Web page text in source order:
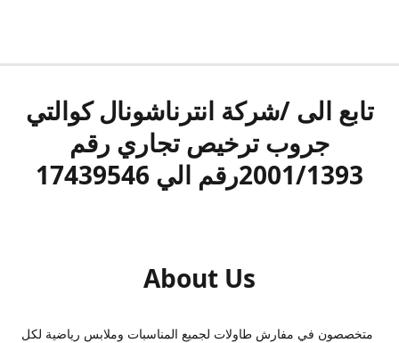
تابع الى /شركة انترناشونال كوالتي
جروب ترخيص تجاري رقم
2001/1393رقم الي 17439546
About Us
متخصصون في مفارش طاولات لجميع المناسبات وملابس رياضية لكل